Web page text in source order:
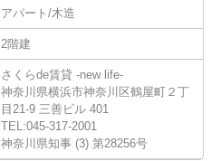
アパート/木造
2階建
さくらde賃貸 -new life-
神奈川県横浜市神奈川区鶴屋町２丁
目21-9 三善ビル 401
TEL:045-317-2001
神奈川県知事 (3) 第28256号